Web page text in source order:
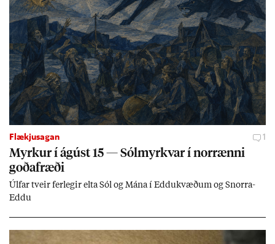
Flækjusagan 1
Myrk­ur í ág­úst 15 — Sól­myrkv­ar í nor­rænni
goða­fræði
Úlf­ar tveir fer­leg­ir elta Sól og Mána í Eddu­kvæð­um og Snorra-
Eddu